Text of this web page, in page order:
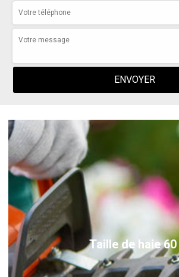
Taille de haie 60